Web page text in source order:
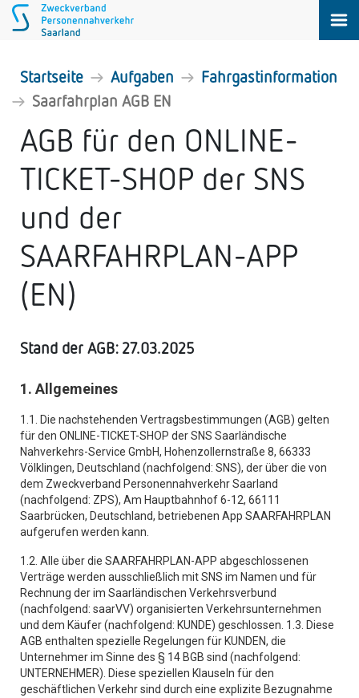
Startseite Aufgaben
Fahrgastinformation
Saarfahrplan AGB EN
AGB für den ONLINE-
TICKET-SHOP der SNS
und der
SAARFAHRPLAN-APP
(EN)
Stand der AGB: 27.03.2025
1. Allgemeines
1.1. Die nachstehenden Vertragsbestimmungen (AGB) gelten
für den ONLINE-TICKET-SHOP der SNS Saarländische
Nahverkehrs-Service GmbH, Hohenzollernstraße 8, 66333
Völklingen, Deutschland (nachfolgend: SNS), der über die von
dem Zweckverband Personennahverkehr Saarland
(nachfolgend: ZPS), Am Hauptbahnhof 6-12, 66111
Saarbrücken, Deutschland, betriebenen App SAARFAHRPLAN
aufgerufen werden kann.
1.2. Alle über die SAARFAHRPLAN-APP abgeschlossenen
Verträge werden ausschließlich mit SNS im Namen und für
Rechnung der im Saarländischen Verkehrsverbund
(nachfolgend: saarVV) organisierten Verkehrsunternehmen
und dem Käufer (nachfolgend: KUNDE) geschlossen. 1.3. Diese
AGB enthalten spezielle Regelungen für KUNDEN, die
Unternehmer im Sinne des § 14 BGB sind (nachfolgend:
UNTERNEHMER). Diese speziellen Klauseln für den
geschäftlichen Verkehr sind durch eine explizite Bezugnahme